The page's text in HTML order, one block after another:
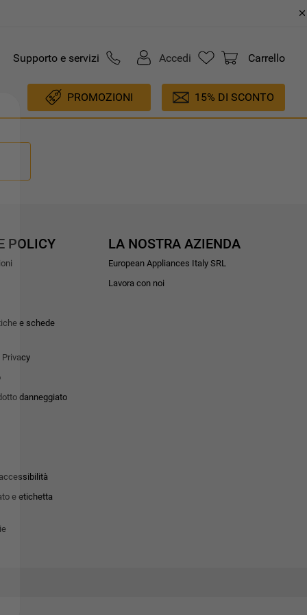
Supporto e servizi Accedi Carrello
PROMOZIONI 15% DI SCONTO
POLICY
e schede
danneggiato
e etichetta
LA NOSTRA AZIENDA
European Appliances Italy SRL
Lavora con noi